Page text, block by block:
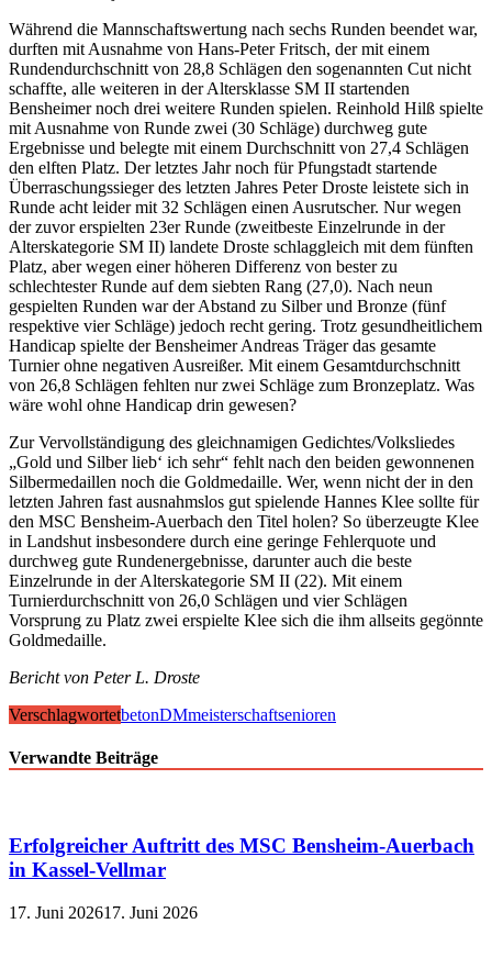
Während die Mannschaftswertung nach sechs Runden beendet war,
durften mit Ausnahme von Hans-Peter Fritsch, der mit einem
Rundendurchschnitt von 28,8 Schlägen den sogenannten Cut nicht
schaffte, alle weiteren in der Altersklasse SM II startenden
Bensheimer noch drei weitere Runden spielen. Reinhold Hilß spielte
mit Ausnahme von Runde zwei (30 Schläge) durchweg gute
Ergebnisse und belegte mit einem Durchschnitt von 27,4 Schlägen
den elften Platz. Der letztes Jahr noch für Pfungstadt startende
Überraschungssieger des letzten Jahres Peter Droste leistete sich in
Runde acht leider mit 32 Schlägen einen Ausrutscher. Nur wegen
der zuvor erspielten 23er Runde (zweitbeste Einzelrunde in der
Alterskategorie SM II) landete Droste schlaggleich mit dem fünften
Platz, aber wegen einer höheren Differenz von bester zu
schlechtester Runde auf dem siebten Rang (27,0). Nach neun
gespielten Runden war der Abstand zu Silber und Bronze (fünf
respektive vier Schläge) jedoch recht gering. Trotz gesundheitlichem
Handicap spielte der Bensheimer Andreas Träger das gesamte
Turnier ohne negativen Ausreißer. Mit einem Gesamtdurchschnitt
von 26,8 Schlägen fehlten nur zwei Schläge zum Bronzeplatz. Was
wäre wohl ohne Handicap drin gewesen?
Zur Vervollständigung des gleichnamigen Gedichtes/Volksliedes
„Gold und Silber lieb‘ ich sehr“ fehlt nach den beiden gewonnenen
Silbermedaillen noch die Goldmedaille. Wer, wenn nicht der in den
letzten Jahren fast ausnahmslos gut spielende Hannes Klee sollte für
den MSC Bensheim-Auerbach den Titel holen? So überzeugte Klee
in Landshut insbesondere durch eine geringe Fehlerquote und
durchweg gute Rundenergebnisse, darunter auch die beste
Einzelrunde in der Alterskategorie SM II (22). Mit einem
Turnierdurchschnitt von 26,0 Schlägen und vier Schlägen
Vorsprung zu Platz zwei erspielte Klee sich die ihm allseits gegönnte
Goldmedaille.
Bericht von Peter L. Droste
VerschlagwortetbetonDMmeisterschaftsenioren
Verwandte Beiträge
Erfolgreicher Auftritt des MSC Bensheim-Auerbach
in Kassel-Vellmar
17. Juni 202617. Juni 2026